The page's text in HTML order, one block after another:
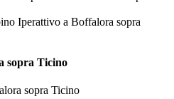
Iperattivo a Boffalora sopra
sopra Ticino
sopra Ticino